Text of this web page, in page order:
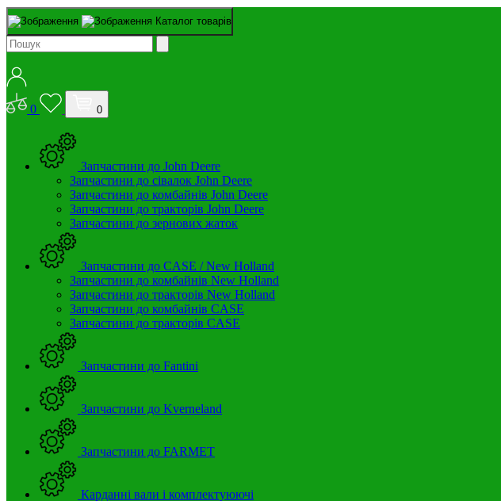
Каталог товарів
0 0
Запчастини до John Deere
Запчастини до сівалок John Deere
Запчастини до комбайнів John Deere
Запчастини до тракторів John Deere
Запчастини до зернових жаток
Запчастини до CASE / New Holland
Запчастини до комбайнів New Holland
Запчастини до тракторів New Holland
Запчастини до комбайнів CASE
Запчастини до тракторів CASE
Запчастини до Fantini
Запчастини до Kverneland
Запчастини до FARMET
Карданні вали і комплектуюючі